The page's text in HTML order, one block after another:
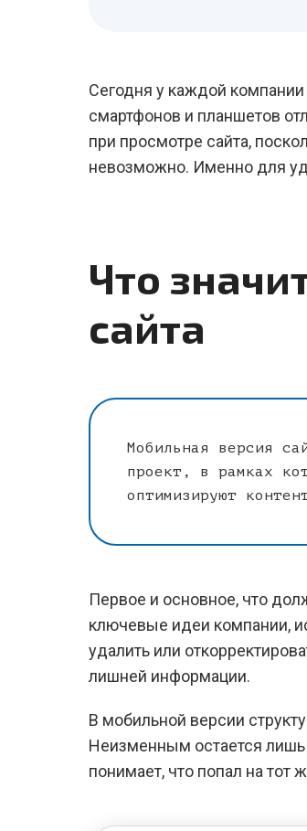
Сегодня у каждой
смартфонов и планшетов
при просмотре сайта,
невозможно. Именно для
Что
сайта
Мобильная версия
проект, в рамках
оптимизируют
Первое и основное, что
ключевые идеи компании,
удалить или
лишней информации.
В мобильной версии
Неизменным остается лишь
понимает, что попал на тот